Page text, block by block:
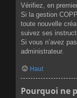
Vérifiez, en
Si la gestion
toute nouvelle
suivez ses
Si vous n’avez
administrateur.
Haut
Pourquoi ne